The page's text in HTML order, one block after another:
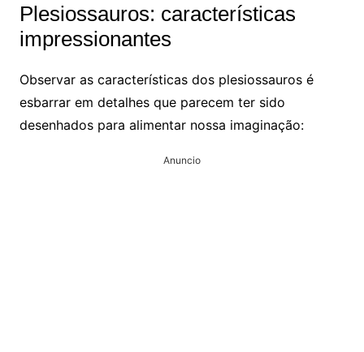
Plesiossauros: características
impressionantes
Observar as características dos plesiossauros é
esbarrar em detalhes que parecem ter sido
desenhados para alimentar nossa imaginação:
Anuncio